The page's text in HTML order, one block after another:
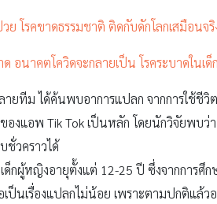
วย โรคขาดธรรมชาติ ติดกับดักโลกเสมือนจริ
อนาคตโควิดจะกลายเป็น โรคระบาดในเด็
ยทีม ได้ค้นพบอาการแปลก จากการใช้ชีวิ
องแอพ Tik Tok เป็นหลัก โดยนักวิจัยพบ
ชั่วคราวได้
ด็กผู้หญิงอายุตั้งแต่ 12-25 ปี ซึ่งจากการ
เป็นเรื่องแปลกไม่น้อย เพราะตามปกติแล้